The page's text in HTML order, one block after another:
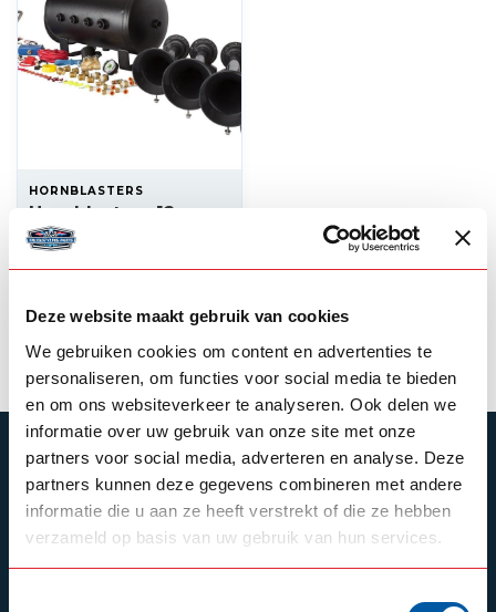
Deze website maakt gebruik van cookies
We gebruiken cookies om content en advertenties te
personaliseren, om functies voor social media te bieden
en om ons websiteverkeer te analyseren. Ook delen we
informatie over uw gebruik van onze site met onze
partners voor social media, adverteren en analyse. Deze
partners kunnen deze gegevens combineren met andere
informatie die u aan ze heeft verstrekt of die ze hebben
verzameld op basis van uw gebruik van hun services.
HORNBLASTERS
Hornblasters 12v
Trainhorn kit
SUBSCRIBE TO OUR NEWSLETTER
Stay up to date with our latest offers